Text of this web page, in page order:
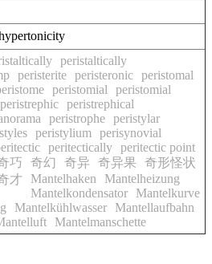
peristaltically
peristerite peristeronic peristomal
peristomial
peristomial
peristrephic peristrephical
peristrophe peristylar
peristylium
perisynovial
peritectically peritectic point
巧 奇幻 奇异 奇异果
奇形怪状
才 Mantelhaken
Mantelheizung
Mantelkondensator
Mantelkurve
Mantelkühlwasser
Mantellaufbahn
Mantelmanschette